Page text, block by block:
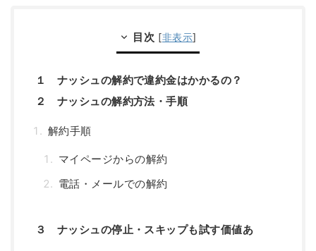
目次 [非表示]
１ ナッシュの解約で違約金はかかるの？
２ ナッシュの解約方法・手順
解約手順
マイページからの解約
電話・メールでの解約
３ ナッシュの停止・スキップも試す価値あ